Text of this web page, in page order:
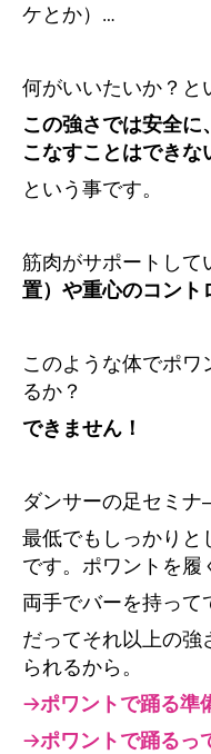
ケとか）…
何がいいたいか？と
この強さでは安全
こなすことはできな
という事です。
筋肉がサポートして
置）や重心のコン
このような体でポワ
るか？
できません！
ダンサーの足セミナ
最低でもしっかり
です。ポワントを履
両手でバーを持って
だってそれ以上の
られるから。
→ポワントで踊る準
→ポワントで踊るっ